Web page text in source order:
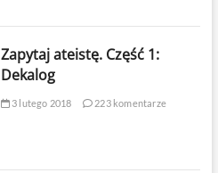
Zapytaj ateistę. Część 1:
Dekalog
3 lutego 2018 223 komentarze